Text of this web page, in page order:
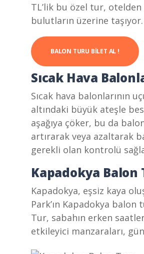
TL’lik bu özel tur,
bulutların üzerine taşıyor.
BALON TURU BILET AL !
Sıcak Hava
Sıcak hava balonlarının
altındaki büyük ateşle
aşağıya çöker, bu da
artırarak veya azaltarak
gerekli olan kontrolü
Kapadokya Balon
Kapadokya, eşsiz kaya
Park’ın Kapadokya
Tur, sabahın erken
etkileyici manzaraları,